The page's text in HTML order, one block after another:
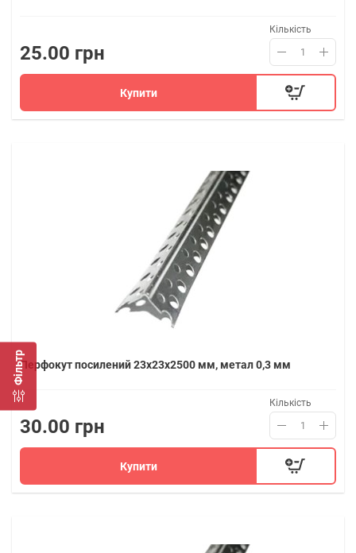
Фільтр
25.00 грн
Кількість
Купити
Перфокут посилений 23х23х2500 мм, метал 0,3 мм
30.00 грн
Кількість
Купити